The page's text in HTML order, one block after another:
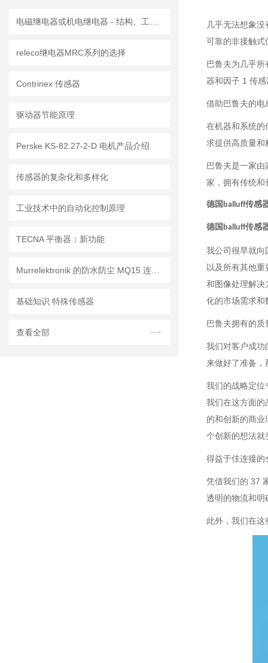
releco继电器MRC系列的选择
Contrinex 传感器
驱动器节能原理
Perske KS-82.27-2-D 电机产品介绍
传感器的复杂化和多样化
工业技术中的自动化控制原理
TECNA 平衡器：新功能
基础知识 特殊传感器
查看全部
几乎无法想象
可靠的非接触式
巴鲁夫为几乎
器和因子 1 传
借助巴鲁夫的电
在机器和系统的
求提供高质量和
巴鲁夫是一家
家，拥有传统和
德国balluff传感
德国balluff传感
我公司很早就向
以及所有其他
和图像处理解决
化的市场需求和
巴鲁夫拥有的
我们对客户成功
来做好了准备，
我们的战略定位
我们在这方面的
的和创新的商
个创新的想法就
得益于佳连接的
凭借我们的 37
透明的物流和明
此外，我们在